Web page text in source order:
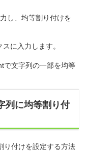
し、均等割り付けを
に入力します。
で文字列の一部を均等
列に均等割り付
り付けを設定する方法